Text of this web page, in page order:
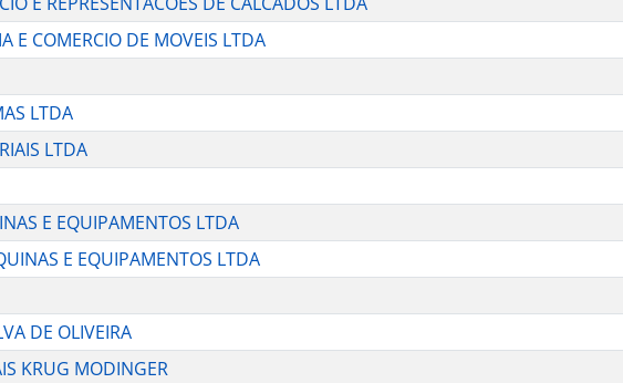
E COMERCIO DE MOVEIS LTDA
LTDA
LTDA
E EQUIPAMENTOS LTDA
E EQUIPAMENTOS LTDA
DE OLIVEIRA
KRUG MODINGER